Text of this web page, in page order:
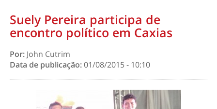
Suely Pereira participa de
encontro político em Caxias
Por: John Cutrim
Data de publicação:01/08/2015 - 10:10